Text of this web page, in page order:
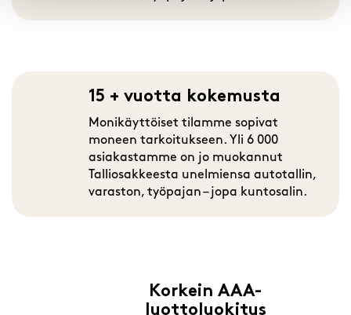
15 + vuotta kokemusta
Monikäyttöiset tilamme sopivat
moneen tarkoitukseen. Yli 6 000
asiakastamme on jo muokannut
Talliosakkeesta unelmiensa autotallin,
varaston, työpajan – jopa kuntosalin.
Korkein AAA-
luottoluokitus